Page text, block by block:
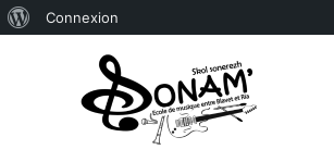
Connexion